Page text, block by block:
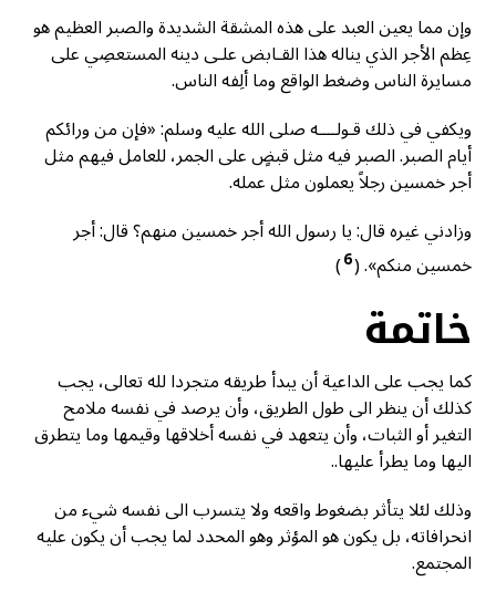
وإن مما يعين العبد على هذه المشقة الشديدة والصبر العظيم هو
عِظم الأجر الذي يناله هذا القـابض علـى دينه المستعصِي على
مسايرة الناس وضغط الواقع وما ألِفه الناس.
ويكفي في ذلك قـولــــه صلى الله عليه وسلم: «فإن من ورائكم
أيام الصبر. الصبر فيه مثل قبضٍ على الجمر، للعامل فيهم مثل
أجر خمسين رجلاً يعملون مثل عمله.
وزادني غيره قال: يا رسول الله أجر خمسين منهم؟ قال: أجر
خمسين منكم».(
6
)
خاتمة
كما يجب على الداعية أن يبدأ طريقه متجردا لله تعالى، يجب
كذلك أن ينظر الى طول الطريق، وأن يرصد في نفسه ملامح
التغير أو الثبات، وأن يتعهد في نفسه أخلاقها وقيمها وما يتطرق
اليها وما يطرأ عليها..
وذلك لئلا يتأثر بضغوط واقعه ولا يتسرب الى نفسه شيء من
انحرافاته، بل يكون هو المؤثر وهو المحدد لما يجب أن يكون عليه
المجتمع.